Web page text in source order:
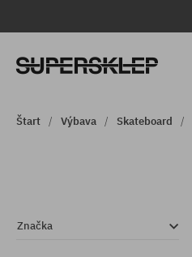
Štart Výbava Skateboard
Značka